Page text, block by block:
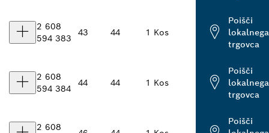
2 608
594 383
43 44 1 Kos
Poišči
lokalnega
trgovca
2 608
594 384
44 44 1 Kos
Poišči
lokalnega
trgovca
2 608
Poišči